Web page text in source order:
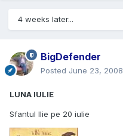
4 weeks later...
BigDefender
Posted June 23, 2008
LUNA IULIE
Sfantul Ilie pe 20 iulie